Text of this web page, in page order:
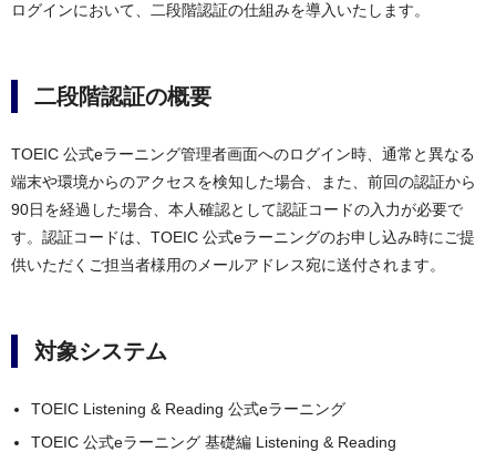
ログインにおいて、二段階認証の仕組みを導入いたします。
二段階認証の概要
TOEIC 公式eラーニング管理者画面へのログイン時、通常と異なる
端末や環境からのアクセスを検知した場合、また、前回の認証から
90日を経過した場合、本人確認として認証コードの入力が必要で
す。認証コードは、TOEIC 公式eラーニングのお申し込み時にご提
供いただくご担当者様用のメールアドレス宛に送付されます。
対象システム
TOEIC Listening & Reading 公式eラーニング
TOEIC 公式eラーニング 基礎編 Listening & Reading